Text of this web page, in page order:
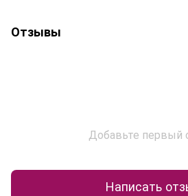
Отзывы
Добавьте первый
Написать